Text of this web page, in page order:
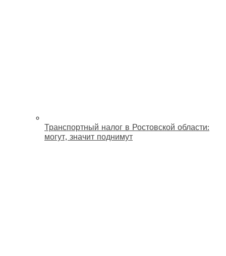
Транспортный налог в Ростовской области:
могут, значит поднимут